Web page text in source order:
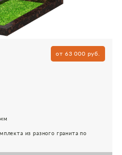
от 63 000 руб.
из разного гранита по